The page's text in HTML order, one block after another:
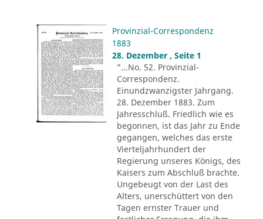
Provinzial-Correspondenz
1883
28. Dezember , Seite 1
"...No. 52. Provinzial-
Correspondenz.
Einundzwanzigster Jahrgang.
28. Dezember 1883. Zum
Jahresschluß. Friedlich wie es
begonnen, ist das Jahr zu Ende
gegangen, welches das erste
Vierteljahrhundert der
Regierung unseres Königs, des
Kaisers zum Abschluß brachte.
Ungebeugt von der Last des
Alters, unerschüttert von den
Tagen ernster Trauer und